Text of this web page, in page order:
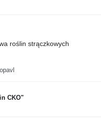
roślin strączkowych
CKO"